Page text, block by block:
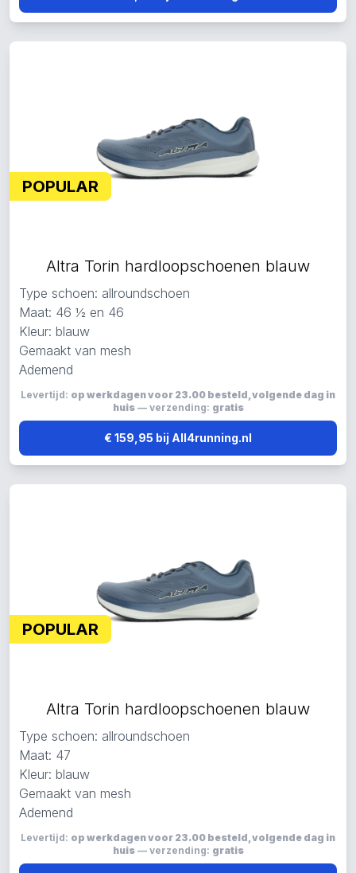
POPULAR
Altra Torin hardloopschoenen blauw
Type schoen: allroundschoen
Maat: 46 ½ en 46
Kleur: blauw
Gemaakt van mesh
Ademend
Levertijd: op werkdagen voor 23.00 besteld, volgende dag in
huis— verzending: gratis
€ 159,95 bij All4running.nl
POPULAR
Altra Torin hardloopschoenen blauw
Type schoen: allroundschoen
Maat: 47
Kleur: blauw
Gemaakt van mesh
Ademend
Levertijd: op werkdagen voor 23.00 besteld, volgende dag in
huis— verzending: gratis